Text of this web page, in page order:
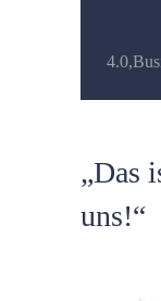
4.0,
„Das
uns!“